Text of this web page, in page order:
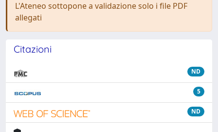
L'Ateneo sottopone a validazione solo i file PDF
allegati
Citazioni
ND
5
ND